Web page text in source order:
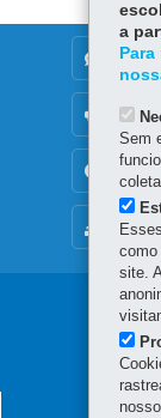
MAPA
a
Sem
site.